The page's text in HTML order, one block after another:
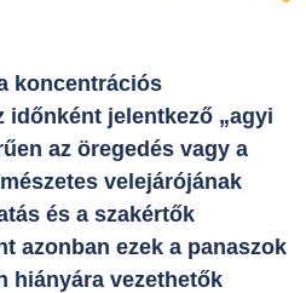
koncentrációs
időnként jelentkező „agyi
az öregedés vagy a
velejárójának
és a szakértők
azonban ezek a panaszok
hiányára vezethetők